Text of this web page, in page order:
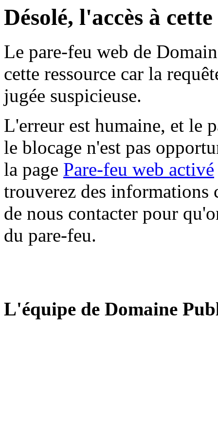
Désolé, l'accès à
Le pare-feu web de
cette ressource car la
jugée suspicieuse.
L'erreur est humaine, et le
le blocage n'est pas
la page Pare-feu web activé
trouverez des informations
de nous contacter pour
du pare-feu.
L'équipe de Domaine